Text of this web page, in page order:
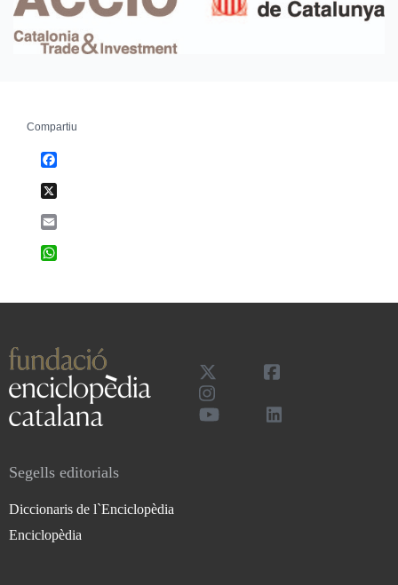
Compartiu
Segells editorials
Diccionaris de l`Enciclopèdia
Enciclopèdia